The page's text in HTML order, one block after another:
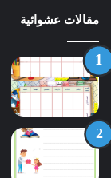
مقالات عشوائية